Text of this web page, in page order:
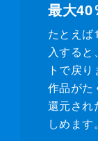
最大40
たとえ
入する
トで戻
作品がた
還元され
しめます